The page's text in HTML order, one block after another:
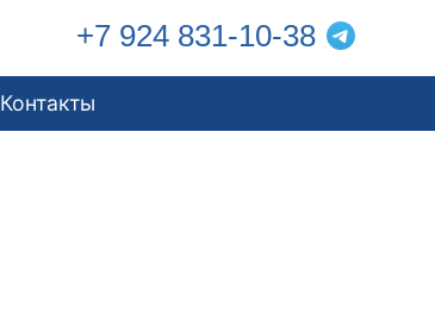
+7 924 831-10-38
Контакты